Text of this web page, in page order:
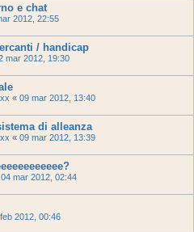
e chat
2012, 22:55
/ handicap
mar 2012, 19:30
« 09 mar 2012, 13:40
di alleanza
« 09 mar 2012, 13:39
04 mar 2012, 02:44
2012, 00:46